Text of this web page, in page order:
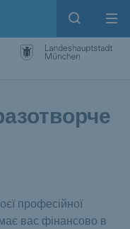
Open
професійної
вас фінансово в